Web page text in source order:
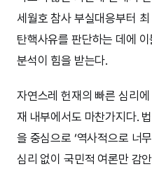
세월호 참사 부실대응부터
탄핵사유를 판단하는 데에
분석이 힘을 받는다.
자연스레 헌재의 빠른 심리
재 내부에서도 마찬가지다.
을 중심으로 ‘역사적으로 너
심리 없이 국민적 여론만 감